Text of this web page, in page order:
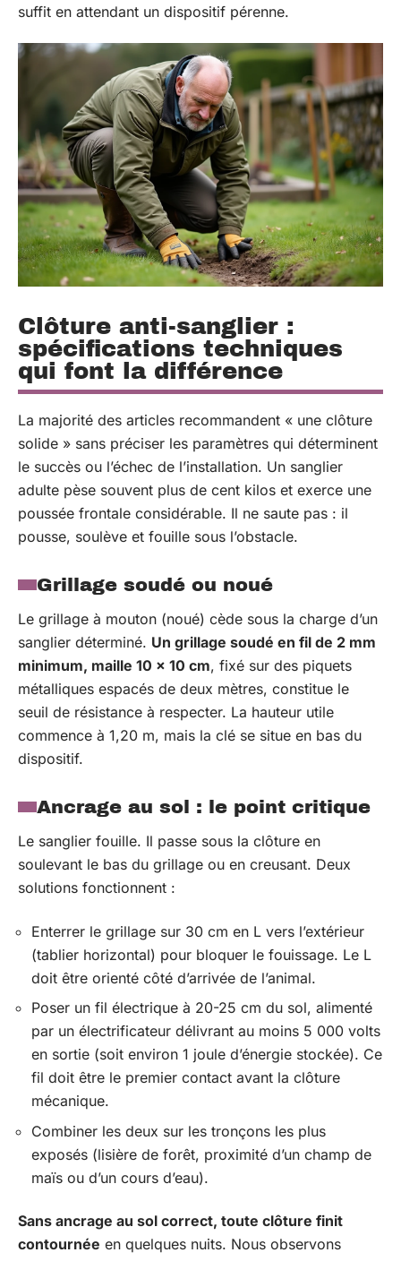
suffit en attendant un dispositif pérenne.
Clôture anti-sanglier :
spécifications techniques
qui font la différence
La majorité des articles recommandent « une clôture
solide » sans préciser les paramètres qui déterminent
le succès ou l’échec de l’installation. Un sanglier
adulte pèse souvent plus de cent kilos et exerce une
poussée frontale considérable. Il ne saute pas : il
pousse, soulève et fouille sous l’obstacle.
Grillage soudé ou noué
Le grillage à mouton (noué) cède sous la charge d’un
sanglier déterminé. Un grillage soudé en fil de 2 mm
minimum, maille 10 x 10 cm, fixé sur des piquets
métalliques espacés de deux mètres, constitue le
seuil de résistance à respecter. La hauteur utile
commence à 1,20 m, mais la clé se situe en bas du
dispositif.
Ancrage au sol : le point critique
Le sanglier fouille. Il passe sous la clôture en
soulevant le bas du grillage ou en creusant. Deux
solutions fonctionnent :
Enterrer le grillage sur 30 cm en L vers l’extérieur
(tablier horizontal) pour bloquer le fouissage. Le L
doit être orienté côté d’arrivée de l’animal.
Poser un fil électrique à 20-25 cm du sol, alimenté
par un électrificateur délivrant au moins 5 000 volts
en sortie (soit environ 1 joule d’énergie stockée). Ce
fil doit être le premier contact avant la clôture
mécanique.
Combiner les deux sur les tronçons les plus
exposés (lisière de forêt, proximité d’un champ de
maïs ou d’un cours d’eau).
Sans ancrage au sol correct, toute clôture finit
contournée en quelques nuits. Nous observons